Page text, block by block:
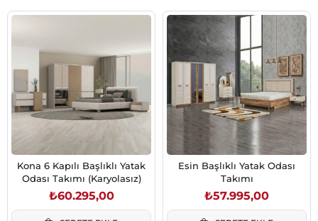
Kona 6 Kapılı Başlıklı Yatak
Odası Takımı (Karyolasız)
₺60.295,00
Esin Başlıklı Yatak Odası
Takımı
₺57.995,00